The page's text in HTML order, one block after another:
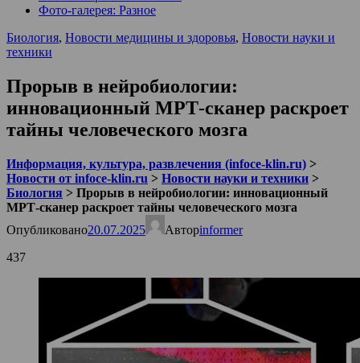
Фото-галерея: Разное
Биология, Новости медицины и здоровья, Новости науки и
техники
Прорыв в нейробиологии:
инновационный МРТ-сканер раскроет
тайны человеческого мозга
Информация, культура, развлечения (infoce-klin.ru) >
Новости от infoce-klin.ru > Новости науки и техники >
Биология > Прорыв в нейробиологии: инновационный
МРТ-сканер раскроет тайны человеческого мозга
Опубликовано20.07.2025 Авторinformer
437